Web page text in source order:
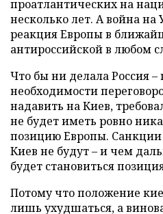
проатлантических на
несколько лет. А война на
реакция Европы в
антироссийской в любом
Что бы ни делала Россия –
необходимости
надавить на Киев,
не будет иметь ровно
позицию Европы. Санкции
Киев не будут – и чем
будет становиться
Потому что положение
лишь ухудшаться, а